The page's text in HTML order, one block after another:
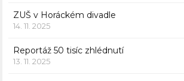
ZUŠ v Horáckém divadle
14. 11. 2025
Reportáž 50 tisíc zhlédnutí
13. 11. 2025